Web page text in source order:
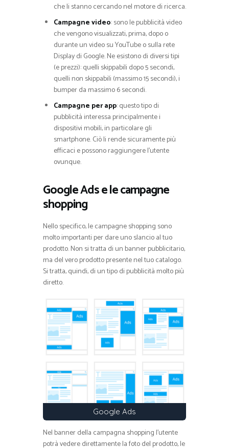
che li stanno cercando nel motore di ricerca.
Campagne video: sono le pubblicità video
che vengono visualizzati, prima, dopo o
durante un video su YouTube o sulla rete
Display di Google. Ne esistono di diversi tipi
(e prezzi): quelli skippabili dopo 5 secondi,
quelli non skippabili (massimo 15 secondi), i
bumper da massimo 6 secondi.
Campagne per app: questo tipo di
pubblicità interessa principalmente i
dispositivi mobili, in particolare gli
smartphone. Ciò li rende sicuramente più
efficaci e possono raggiungere l’utente
ovunque.
Google Ads e le campagne
shopping
Nello specifico, le campagne shopping sono
molto importanti per dare uno slancio al tuo
prodotto. Non si tratta di un banner pubblicitario,
ma del vero prodotto presente nel tuo catalogo.
Si tratta, quindi, di un tipo di pubblicità molto più
diretto.
Google Ads
Nel banner della campagna shopping l’utente
potrà vedere direttamente la foto del prodotto, le